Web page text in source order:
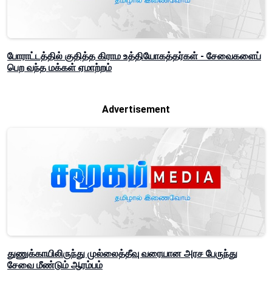
போராட்டத்தில் குதித்த கிராம உத்தியோகத்தர்கள் - சேவைகளைப்
பெற வந்த மக்கள் ஏமாற்றம்
Advertisement
துணுக்காயிலிருந்து முல்லைத்தீவு வரையான அரச பேருந்து
சேவை மீண்டும் ஆரம்பம்